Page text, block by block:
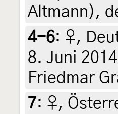
Altmann),
4-6: ♀,
8. Juni
Friedmar
7: ♀,